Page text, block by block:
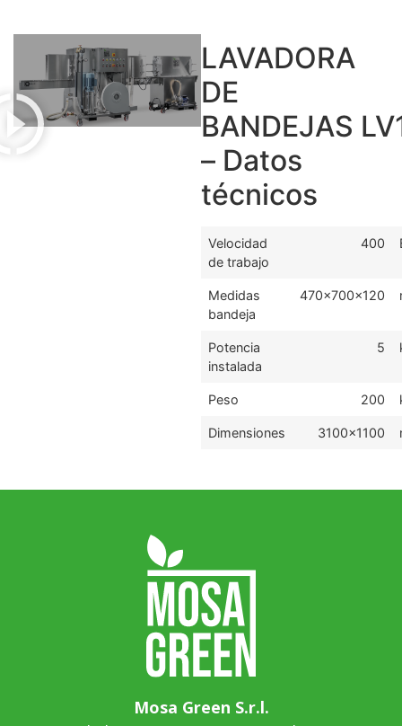
LAVADORA
DE
BANDEJAS
– Datos
técnicos
Velocidad
de trabajo
400
Medidas
bandeja
470x700x120
Potencia
instalada
5
Peso 200
Dimensiones 3100x1100
Mosa Green S.r.l.